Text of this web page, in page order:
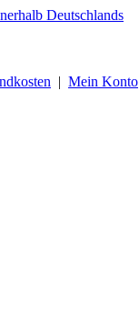
| Mein Konto